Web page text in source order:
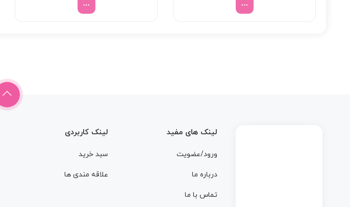
لینک های مفید
ورود/عضویت
درباره ما
تماس با ما
لینک کاربردی
سبد خرید
علاقه مندی ها